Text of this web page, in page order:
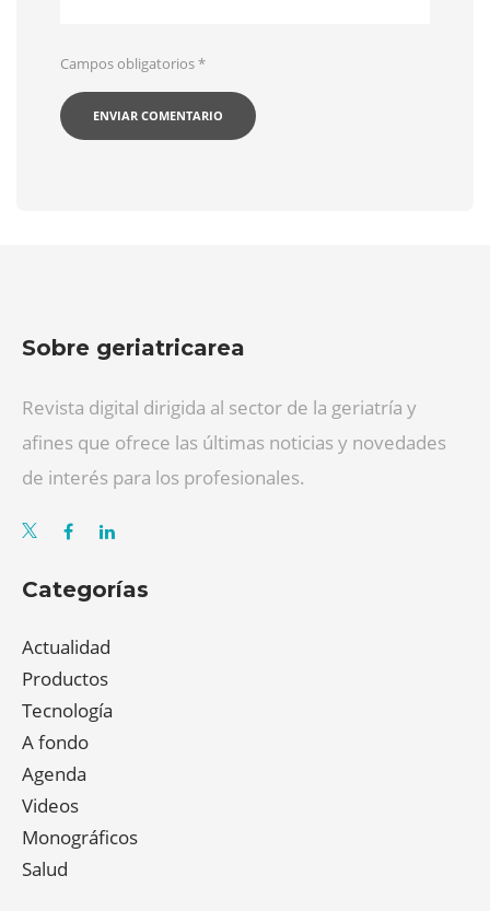
Campos obligatorios*
Sobre geriatricarea
Revista digital dirigida al sector de la geriatría y
afines que ofrece las últimas noticias y novedades
de interés para los profesionales.
Categorías
Actualidad
Productos
Tecnología
A fondo
Agenda
Videos
Monográficos
Salud